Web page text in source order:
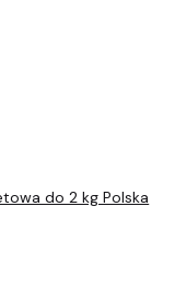
do 2 kg Polska